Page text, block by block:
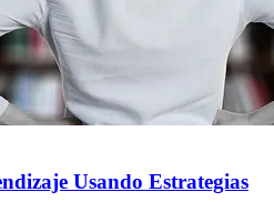
Usando Estrategias